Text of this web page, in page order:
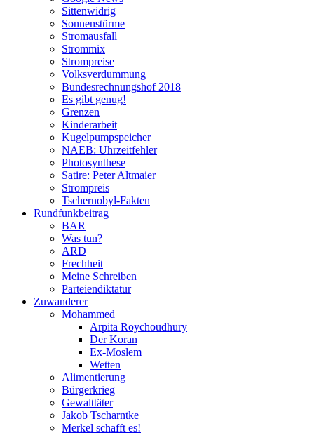
Sittenwidrig
Sonnenstürme
Stromausfall
Strommix
Strompreise
Volksverdummung
Bundesrechnungshof 2018
Es gibt genug!
Grenzen
Kinderarbeit
Kugelpumpspeicher
NAEB: Uhrzeitfehler
Photosynthese
Satire: Peter Altmaier
Strompreis
Tschernobyl-Fakten
Rundfunkbeitrag
BAR
Was tun?
ARD
Frechheit
Meine Schreiben
Parteiendiktatur
Zuwanderer
Mohammed
Arpita Roychoudhury
Der Koran
Ex-Moslem
Wetten
Alimentierung
Bürgerkrieg
Gewalttäter
Jakob Tscharntke
Merkel schafft es!